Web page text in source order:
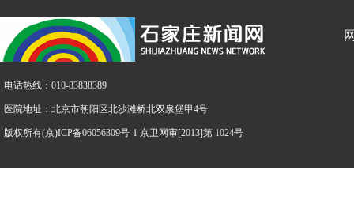
电话热线：010-83838389
医院地址：北京市朝阳区北沙滩桥北双泉堡甲4号
版权所有(京)ICP备06056309号-1 京卫网审[2013]第 1024号